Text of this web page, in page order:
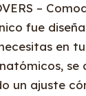
–
fue
en
un ajuste